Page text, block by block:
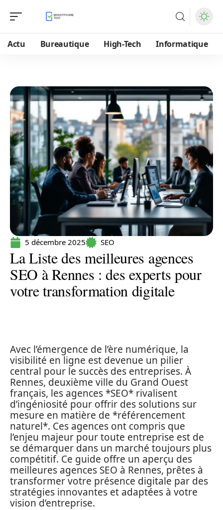
Actu Bureautique High-Tech Informatique
5 décembre 2025 SEO
La Liste des meilleures agences
SEO à Rennes : des experts pour
votre transformation digitale
Avec l’émergence de l’ère numérique, la
visibilité en ligne est devenue un pilier
central pour le succès des entreprises. À
Rennes, deuxième ville du Grand Ouest
français, les agences *SEO* rivalisent
d’ingéniosité pour offrir des solutions sur
mesure en matière de *référencement
naturel*. Ces agences ont compris que
l’enjeu majeur pour toute entreprise est de
se démarquer dans un marché toujours plus
compétitif. Ce guide offre un aperçu des
meilleures agences SEO à Rennes, prêtes à
transformer votre présence digitale par des
stratégies innovantes et adaptées à votre
vision d’entreprise.